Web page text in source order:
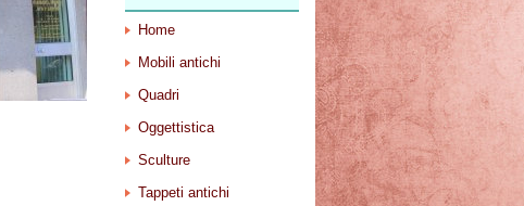
Home
Mobili antichi
Quadri
Oggettistica
Sculture
Tappeti antichi